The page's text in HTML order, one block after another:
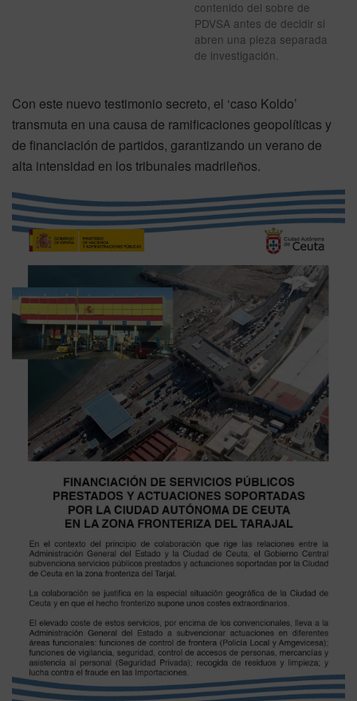
contenido del sobre de
PDVSA antes de decidir si
abren una pieza separada
de investigación.
Con este nuevo testimonio secreto, el ‘caso Koldo’
transmuta en una causa de ramificaciones geopolíticas y
de financiación de partidos, garantizando un verano de
alta intensidad en los tribunales madrileños.